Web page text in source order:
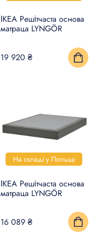
ІКЕА Решітчаста основа
матраца LYNGÖR
19 920 ₴
На складі у Польщі
ІКЕА Решітчаста основа
матраца LYNGÖR
16 089 ₴